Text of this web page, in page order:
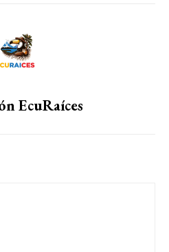
EcuRaíces